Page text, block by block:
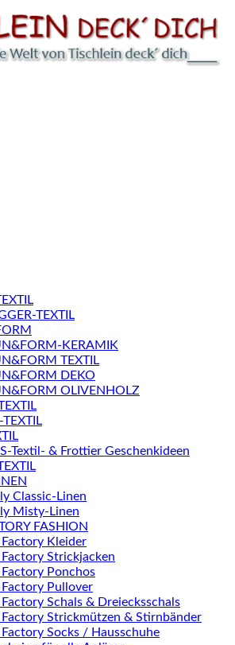
TEXTIL
KERAMIK
TEXTIL
DEKO
OLIVENHOLZ
TEXTIL
Textil- & Frottier Geschenkideen
Classic-Linen
Misty-Linen
FASHION
Kleider
Strickjacken
Ponchos
Pullover
Schals & Dreiecksschals
Strickmützen & Stirnbänder
Socks / Hausschuhe